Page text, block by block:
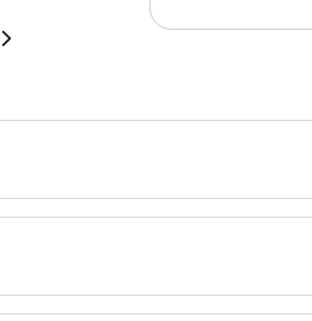
Di Parma. Cytrusowo-aromatyczna
jaśminowy, goździki
LIMONENE,